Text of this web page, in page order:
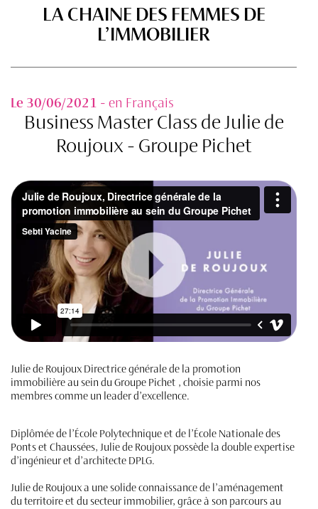
LA CHAINE DES FEMMES DE
L’IMMOBILIER
Le 30/06/2021 - en Français
Business Master Class de Julie de
Roujoux - Groupe Pichet
Julie de Roujoux Directrice générale de la promotion
immobilière au sein du Groupe Pichet , choisie parmi nos
membres comme un leader d’excellence.
Diplômée de l’École Polytechnique et de l’École Nationale des
Ponts et Chaussées, Julie de Roujoux possède la double expertise
d’ingénieur et d’architecte DPLG.
Julie de Roujoux a une solide connaissance de l’aménagement
du territoire et du secteur immobilier, grâce à son parcours au